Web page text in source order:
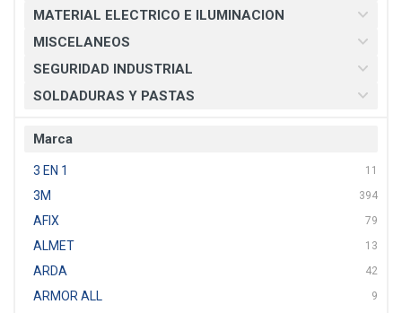
MATERIAL ELECTRICO E ILUMINACION
MISCELANEOS
SEGURIDAD INDUSTRIAL
SOLDADURAS Y PASTAS
Marca
3 EN 1 11
3M 394
AFIX 79
ALMET 13
ARDA 42
ARMOR ALL 9